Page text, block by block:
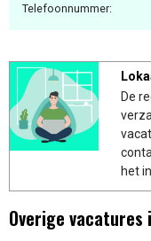
Telefoonnummer:
De
het
Overige vacatures